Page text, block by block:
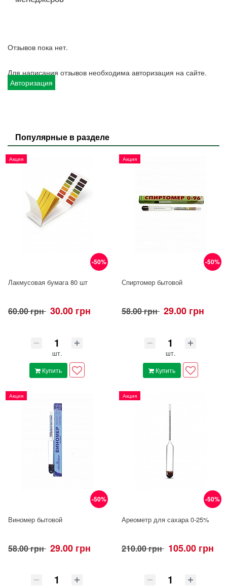
Отзывов пока нет.
Для написания отзывов необходима авторизация на сайте.
Авторизация
Популярные в разделе
-50%
Акция
Лакмусовая бумага 80 шт
60.00 грн 30.00 грн
шт.
Купить
-50%
Акция
Спиртомер бытовой
58.00 грн 29.00 грн
шт.
Купить
-50%
Акция
Виномер бытовой
58.00 грн 29.00 грн
-50%
Акция
Ареометр для сахара 0-25%
210.00 грн 105.00 грн